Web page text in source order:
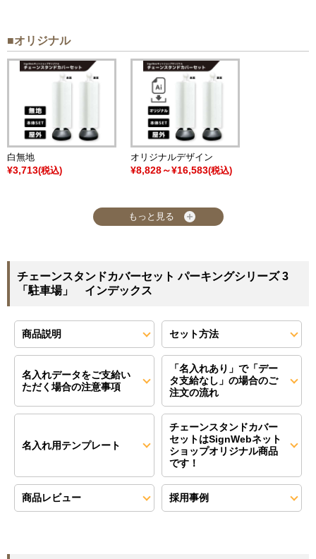
■オリジナル
白無地
¥3,713(税込)
オリジナルデザイン
¥8,828～¥16,583(税込)
もっと見る
チェーンスタンドカバーセット パーキングシリーズ 3
「駐車場」 インデックス
商品説明 セット方法
名入れデータをご支給い
ただく場合の注意事項
「名入れあり」で「デー
タ支給なし」の場合のご
注文の流れ
名入れ用テンプレート
チェーンスタンドカバー
セットはSignWebネット
ショップオリジナル商品
です！
商品レビュー 採用事例